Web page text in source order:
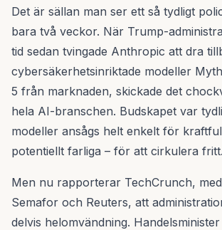
Det är sällan man ser ett så tydligt
bara två veckor. När Trump-
tid sedan tvingade Anthropic att dra
cybersäkerhetsinriktade modeller
5 från marknaden, skickade det
hela AI-branschen. Budskapet var
modeller ansågs helt enkelt för
potentiellt farliga – för att cirkulera fritt.
Men nu rapporterar TechCrunch,
Semafor och Reuters, att
delvis helomvändning.